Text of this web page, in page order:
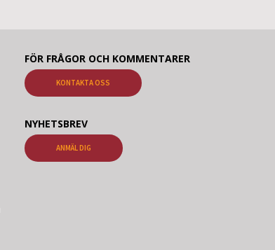
FÖR FRÅGOR OCH KOMMENTARER
KONTAKTA OSS
NYHETSBREV
ANMÄL DIG